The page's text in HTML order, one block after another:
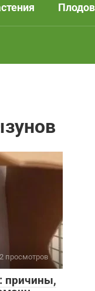
2 просмотров
причины,